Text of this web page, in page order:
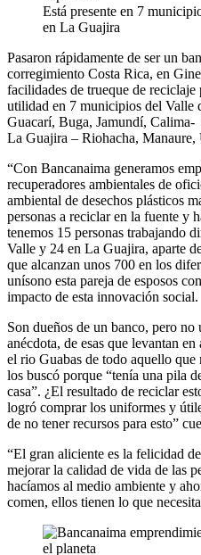
Está presente en 7
en La Guajira
Pasaron rápidamente de ser un
corregimiento Costa Rica, en
facilidades de trueque de
utilidad en 7 municipios del Valle
Guacarí, Buga, Jamundí,
La Guajira – Riohacha,
“Con Bancanaima generamos
recuperadores ambientales de
ambiental de desechos plásticos
personas a reciclar en la fuente y
tenemos 15 personas trabajando
Valle y 24 en La Guajira, aparte
que alcanzan unos 700 en los
unísono esta pareja de esposos
impacto de esta innovación social.
Son dueños de un banco, pero
anécdota, de esas que levantan
el rio Guabas de todo aquello que
los buscó porque “tenía una pila
casa”. ¿El resultado de reciclar
logró comprar los uniformes y
de no tener recursos para esto”
“El gran aliciente es la felicidad
mejorar la calidad de vida de las
hacíamos al medio ambiente y
comen, ellos tienen lo que